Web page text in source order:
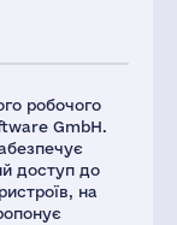
робочого
GmbH.
доступ до
на